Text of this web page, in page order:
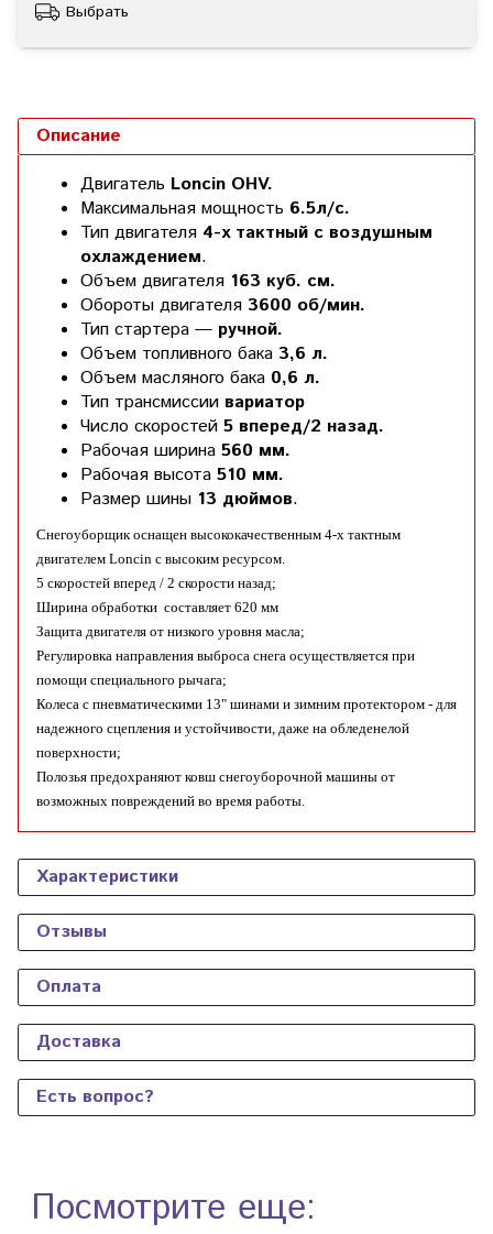
Выбрать
Описание
Двигатель Loncin OHV.
Максимальная мощность 6.5л/с.
Тип двигателя 4-х тактный с воздушным
охлаждением.
Объем двигателя 163 куб. см.
Обороты двигателя 3600 об/мин.
Тип стартера — ручной.
Объем топливного бака 3,6 л.
Объем масляного бака 0,6 л.
Тип трансмиссии вариатор
Число скоростей 5 вперед/2 назад.
Рабочая ширина 560 мм.
Рабочая высота 510 мм.
Размер шины 13 дюймов.
Снегоуборщик оснащен высококачественным 4-х тактным
двигателем Loncin с высоким ресурсом.
5 скоростей вперед / 2 скорости назад;
Ширина обработки составляет 620 мм
Защита двигателя от низкого уровня масла;
Регулировка направления выброса снега осуществляется при
помощи специального рычага;
Колеса с пневматическими 13" шинами и зимним протектором - для
надежного сцепления и устойчивости, даже на обледенелой
поверхности;
Полозья предохраняют ковш снегоуборочной машины от
возможных повреждений во время работы.
Характеристики
Отзывы
Оплата
Доставка
Есть вопрос?
Посмотрите еще: